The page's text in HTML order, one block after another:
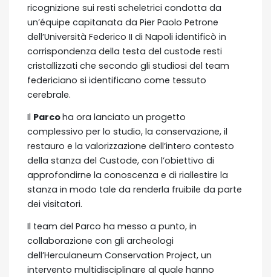
ricognizione sui resti scheletrici condotta da
un’équipe capitanata da Pier Paolo Petrone
dell’Università Federico II di Napoli identificò in
corrispondenza della testa del custode resti
cristallizzati che secondo gli studiosi del team
federiciano si identificano come tessuto
cerebrale.
Il Parcoha ora lanciato un progetto
complessivo per lo studio, la conservazione, il
restauro e la valorizzazione dell’intero contesto
della stanza del Custode, con l’obiettivo di
approfondirne la conoscenza e di riallestire la
stanza in modo tale da renderla fruibile da parte
dei visitatori.
Il team del Parco ha messo a punto, in
collaborazione con gli archeologi
dell’Herculaneum Conservation Project, un
intervento multidisciplinare al quale hanno